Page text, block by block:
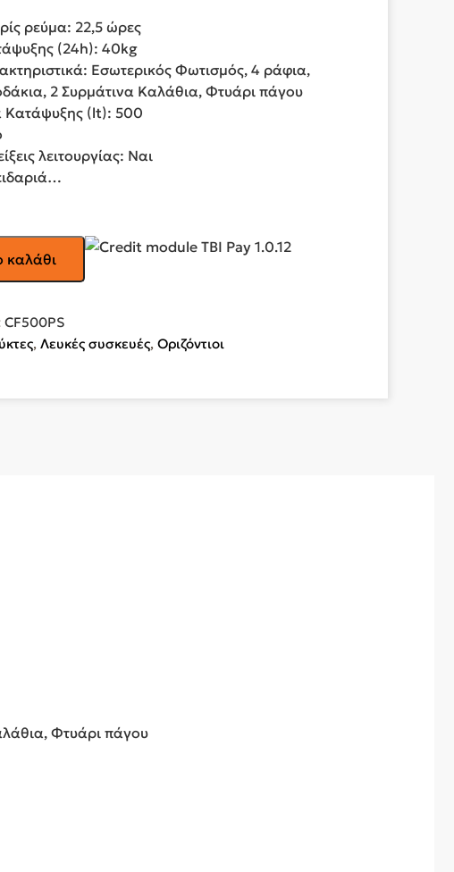
ρεύμα: 22,5 ώρες
(24h): 40kg
Εσωτερικός Φωτισμός, 4 ράφια,
2 Συρμάτινα Καλάθια, Φτυάρι πάγου
Κατάψυξης (lt): 500
λειτουργίας: Ναι
καλάθι
CF500PS
, Λευκές συσκευές, Οριζόντιοι
Φτυάρι πάγου